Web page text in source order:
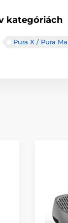
kategóriách
Pura X / Pura